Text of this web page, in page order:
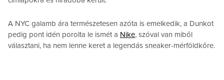
A NYC galamb ára természetesen azóta is emelkedik, a Dunkot
pedig pont idén porolta le ismét a Nike, szóval van miből
választani, ha nem lenne keret a legendás sneaker-mérföldkőre.